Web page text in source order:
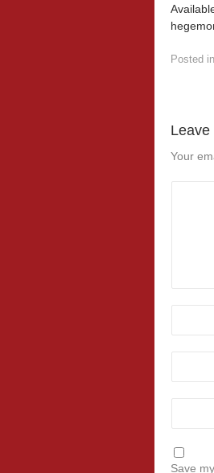
Posted
Leave
Your
Save